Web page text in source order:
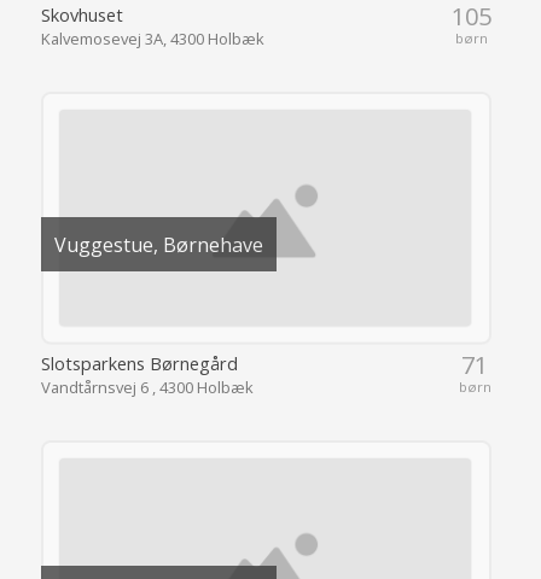
105
børn
Skovhuset
Kalvemosevej 3A, 4300 Holbæk
Vuggestue, Børnehave
71
børn
Slotsparkens Børnegård
Vandtårnsvej 6 , 4300 Holbæk